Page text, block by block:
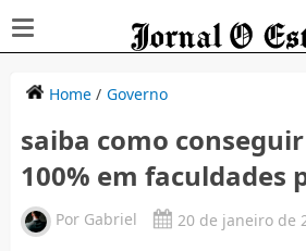
Home/ Governo
saiba como
100% em faculdades
Por Gabriel 20 de janeiro de